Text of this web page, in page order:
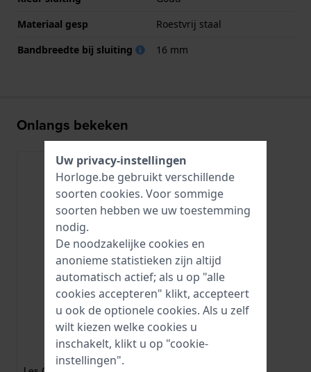
Materiaal gesp
Roestvrij staal
Bandbreedte bij sluiting
16 mm
Onlangs bekeken
Edox
ED-BA-CL-79006 37J AR
Uw privacy-instellingen
Horloge.be gebruikt verschillende
soorten cookies. Voor sommige
soorten hebben we uw toestemming
nodig.
De noodzakelijke cookies en
anonieme statistieken zijn altijd
automatisch actief; als u op "alle
cookies accepteren" klikt, accepteert
u ook de optionele cookies. Als u zelf
wilt kiezen welke cookies u
inschakelt, klikt u op "cookie-
instellingen".